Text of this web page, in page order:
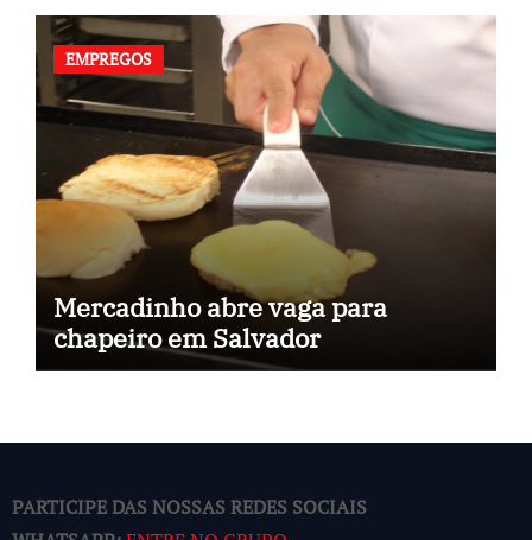
EMPREGOS
Mercadinho abre vaga para
chapeiro em Salvador
PARTICIPE DAS NOSSAS REDES SOCIAIS